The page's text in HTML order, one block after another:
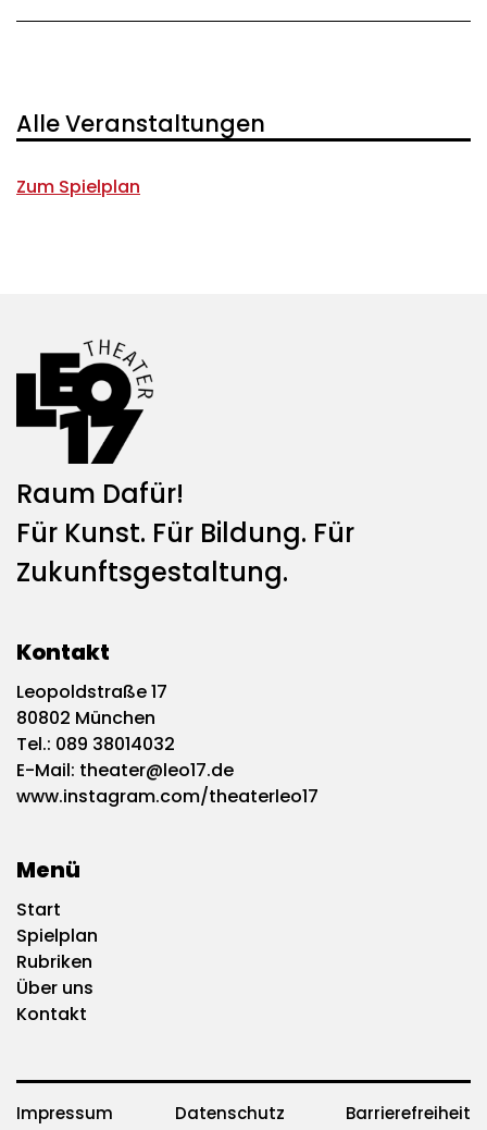
Alle Veranstaltungen
Zum Spielplan
Raum Dafür!
Für Kunst. Für Bildung. Für
Zukunftsgestaltung.
Kontakt
Leopoldstraße 17
80802 München
Tel.: 089 38014032
E-Mail: theater@leo17.de
www.instagram.com/theaterleo17
Menü
Start
Spielplan
Rubriken
Über uns
Kontakt
Impressum Datenschutz Barrierefreiheit